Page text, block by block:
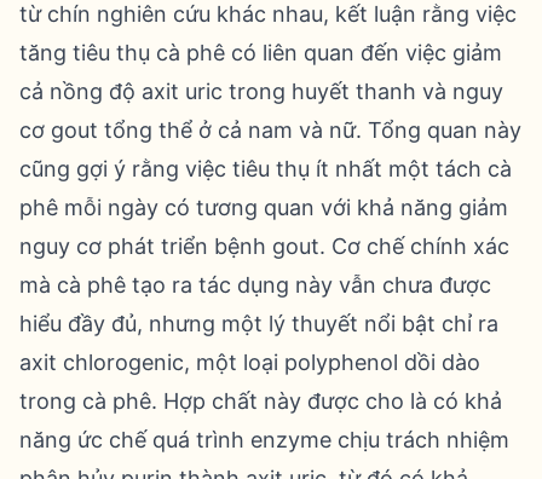
từ chín nghiên cứu khác nhau, kết luận rằng việc
tăng tiêu thụ cà phê có liên quan đến việc giảm
cả nồng độ axit uric trong huyết thanh và nguy
cơ gout tổng thể ở cả nam và nữ. Tổng quan này
cũng gợi ý rằng việc tiêu thụ ít nhất một tách cà
phê mỗi ngày có tương quan với khả năng giảm
nguy cơ phát triển bệnh gout. Cơ chế chính xác
mà cà phê tạo ra tác dụng này vẫn chưa được
hiểu đầy đủ, nhưng một lý thuyết nổi bật chỉ ra
axit chlorogenic, một loại polyphenol dồi dào
trong cà phê. Hợp chất này được cho là có khả
năng ức chế quá trình enzyme chịu trách nhiệm